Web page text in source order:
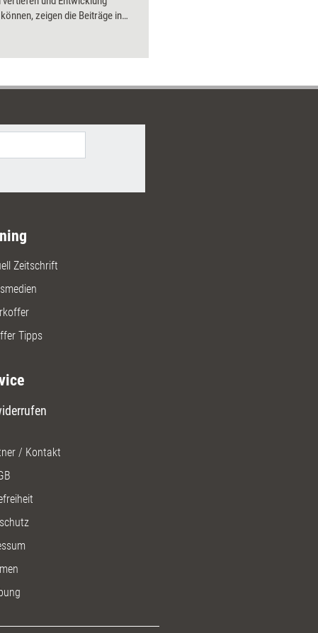
zeigen die Beiträge in
Zeitschrift
Tipps
/ Kontakt